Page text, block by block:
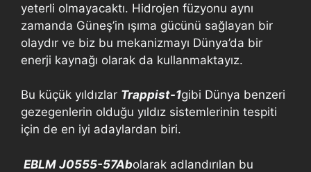
yeterli olmayacaktı. Hidrojen füzyonu aynı
zamanda Güneş’in ışıma gücünü sağlayan bir
olaydır ve biz bu mekanizmayı Dünya’da bir
enerji kaynağı olarak da kullanmaktayız.
Bu küçük yıldızlar Trappist-1gibi Dünya benzeri
gezegenlerin olduğu yıldız sistemlerinin tespiti
için de en iyi adaylardan biri.
EBLM J0555-57Abolarak adlandırılan bu